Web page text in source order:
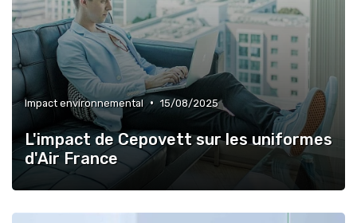
Impact environnemental • 15/08/2025
L'impact de Cepovett sur les uniformes
d'Air France